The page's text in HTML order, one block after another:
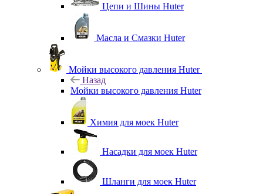
Цепи и Шины Huter
Масла и Смазки Huter
Мойки высокого давления Huter
Назад
Мойки высокого давления Huter
Химия для моек Huter
Насадки для моек Huter
Шланги для моек Huter